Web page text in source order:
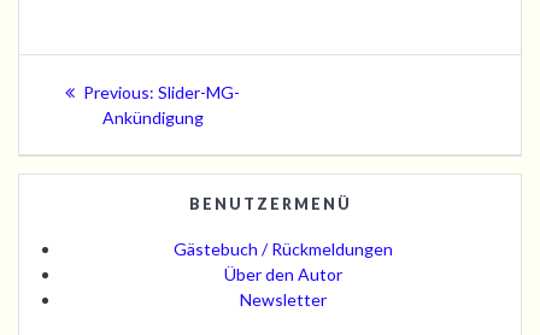
Beitragsnavigation
Previous: Previous
post:
Slider-MG-
Ankündigung
BENUTZERMENÜ
Gästebuch / Rückmeldungen
Über den Autor
Newsletter